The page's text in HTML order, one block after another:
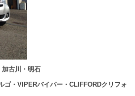
加古川・明石
ゴ・VIPERバイパー・CLIFFORDクリフォ